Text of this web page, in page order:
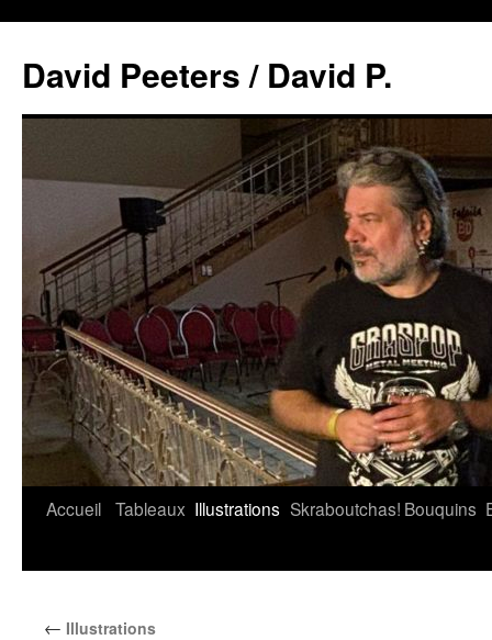
David Peeters / David P.
Accueil Tableaux Illustrations Skraboutchas! Bouquins
← Illustrations